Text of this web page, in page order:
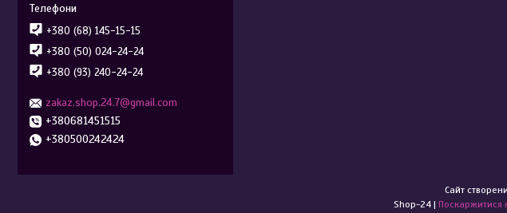
+380 (68) 145-15-15
+380 (50) 024-24-24
+380 (93) 240-24-24
zakaz.shop.24.7@gmail.com
+380681451515
+380500242424
Сайт
Shop-24 | Поскаржитися